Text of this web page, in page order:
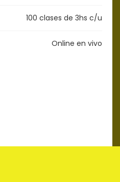
100 clases de 3hs c/u
Online en vivo